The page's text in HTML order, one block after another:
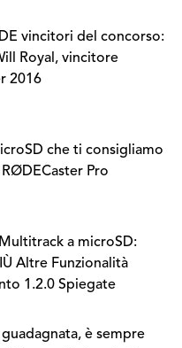
vincitori del concorso:
Royal, vincitore
2016
che ti consigliamo
Pro
a microSD:
Altre Funzionalità
1.2.0 Spiegate
è sempre